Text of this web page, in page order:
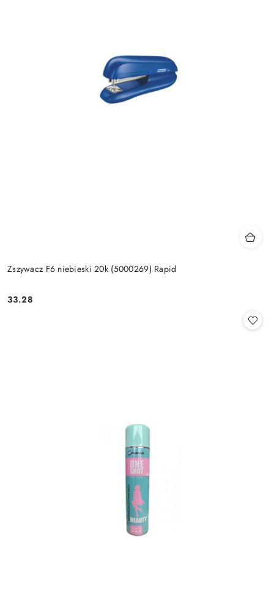
Zszywacz F6 niebieski 20k (5000269) Rapid
Cena:
33.28